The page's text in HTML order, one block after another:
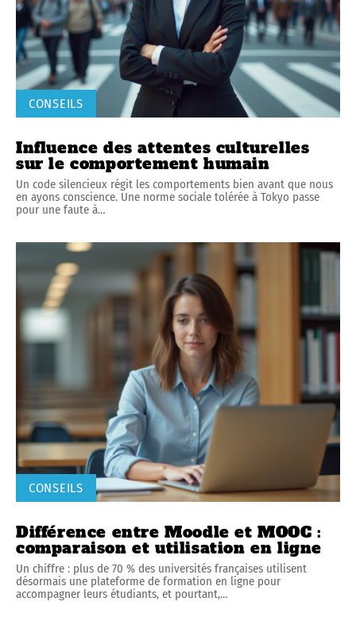
CONSEILS
Influence des attentes culturelles
sur le comportement humain
Un code silencieux régit les comportements bien avant que nous
en ayons conscience. Une norme sociale tolérée à Tokyo passe
pour une faute à…
CONSEILS
Différence entre Moodle et MOOC :
comparaison et utilisation en ligne
Un chiffre : plus de 70 % des universités françaises utilisent
désormais une plateforme de formation en ligne pour
accompagner leurs étudiants, et pourtant,…